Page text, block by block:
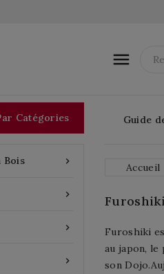

Guide
Catégories

Bois



Accueil
Furoshiki
Furoshiki
au japon, le
son